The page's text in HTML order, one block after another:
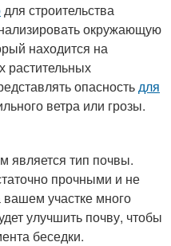
для строительства
окружающую
находится на
растительных
опасностьдля
ветра или грозы.
тип почвы.
прочными и не
участке много
улучшить почву, чтобы
беседки.